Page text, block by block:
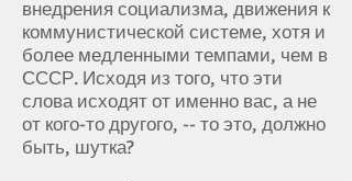
внедрения социализма, движения к
коммунистической системе, хотя и
более медленными темпами, чем в
СССР. Исходя из того, что эти
слова исходят от именно вас, а не
от кого-то другого, -- то это, должно
быть, шутка?